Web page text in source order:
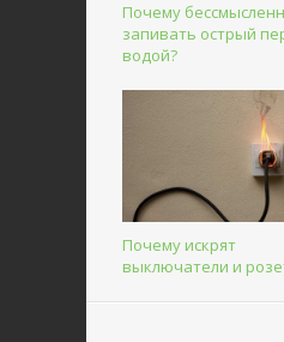
Почему
запивать острый
водой?
Почему искрят
выключатели и